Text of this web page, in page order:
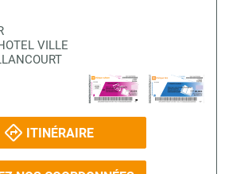
VILLE
ITINÉRAIRE